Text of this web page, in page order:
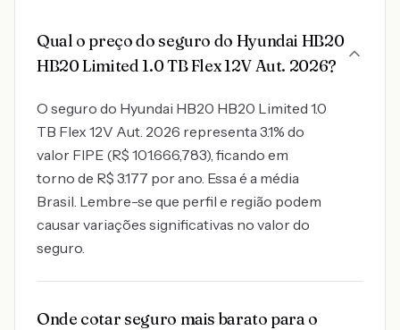
Qual o preço do seguro do Hyundai HB20
HB20 Limited 1.0 TB Flex 12V Aut. 2026?
O seguro do Hyundai HB20 HB20 Limited 1.0
TB Flex 12V Aut. 2026 representa 3.1% do
valor FIPE (R$ 101.666,783), ficando em
torno de R$ 3.177 por ano. Essa é a média
Brasil. Lembre-se que perfil e região podem
causar variações significativas no valor do
seguro.
Onde cotar seguro mais barato para o